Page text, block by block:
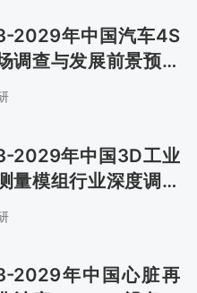
2029年中国汽车4S
调查与发展前景预测
2029年中国3D工业
量模组行业深度调研
前景预测报告
2029年中国心脏再